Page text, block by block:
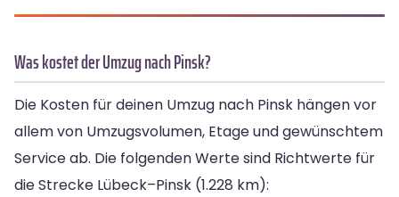
Was kostet der Umzug nach Pinsk?
Die Kosten für deinen Umzug nach Pinsk hängen vor
allem von Umzugsvolumen, Etage und gewünschtem
Service ab. Die folgenden Werte sind Richtwerte für
die Strecke Lübeck–Pinsk (1.228 km):